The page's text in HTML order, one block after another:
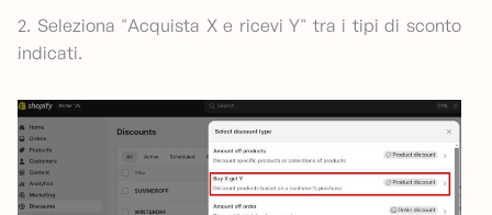
2. Seleziona "Acquista X e ricevi Y" tra i tipi di sconto
indicati.